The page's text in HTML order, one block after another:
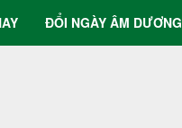
ĐỔI NGÀY ÂM DƯƠNG